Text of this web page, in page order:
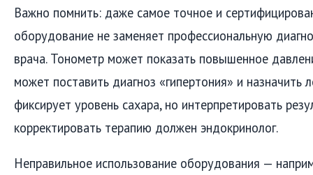
Важно помнить: даже самое точное и
оборудование не заменяет профессиональную
врача. Тонометр может показать повышенное
может поставить диагноз «гипертония» и назначить
фиксирует уровень сахара, но интерпретировать
корректировать терапию должен эндокринолог.
Неправильное использование оборудования —